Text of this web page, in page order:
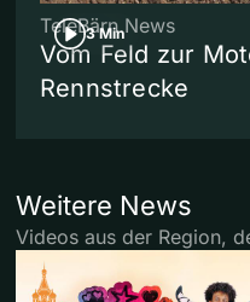
3 Min
TeleBärn News
Vom Feld zur
Rennstrecke
Weitere News
Videos aus der Region,